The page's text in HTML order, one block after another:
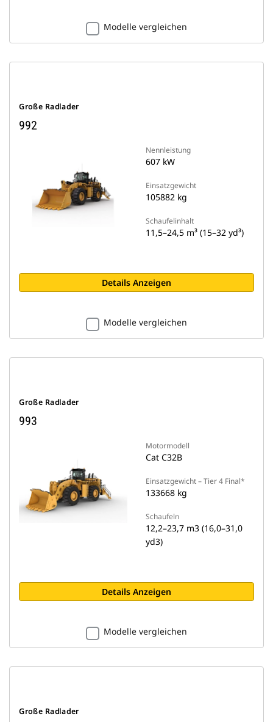
Modelle vergleichen
Große Radlader
992
Nennleistung
607 kW
Einsatzgewicht
105882 kg
Schaufelinhalt
11,5–24,5 m³ (15–32 yd³)
Details Anzeigen
Modelle vergleichen
Große Radlader
993
Motormodell
Cat C32B
Einsatzgewicht – Tier 4 Final*
133668 kg
Schaufeln
12,2–23,7 m3 (16,0–31,0
yd3)
Details Anzeigen
Modelle vergleichen
Große Radlader